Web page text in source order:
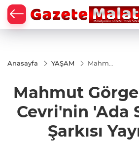
Anasayfa YAŞAM
Mahmut
Cevri'nin
'Ada
Şarkısı
Yayında
Mahmut
Cevri'nin 'Ada
Şarkısı